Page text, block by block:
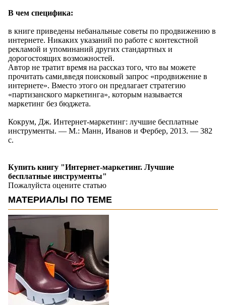
В чем специфика:
в книге приведены небанальные советы по продвижению в
интернете. Никаких указаний по работе с контекстной
рекламой и упоминаний других стандартных и
дорогостоящих возможностей.
Автор не тратит время на рассказ того, что вы можете
прочитать сами,введя поисковый запрос «продвижение в
интернете». Вместо этого он предлагает стратегию
«партизанского маркетинга», которым называется
маркетинг без бюджета.
Кокрум, Дж. Интернет-маркетинг: лучшие бесплатные
инструменты. — М.: Манн, Иванов и Фербер, 2013. — 382
с.
Купить книгу "Интернет-маркетинг. Лучшие
бесплатные инструменты"
Пожалуйста оцените статью
МАТЕРИАЛЫ ПО ТЕМЕ